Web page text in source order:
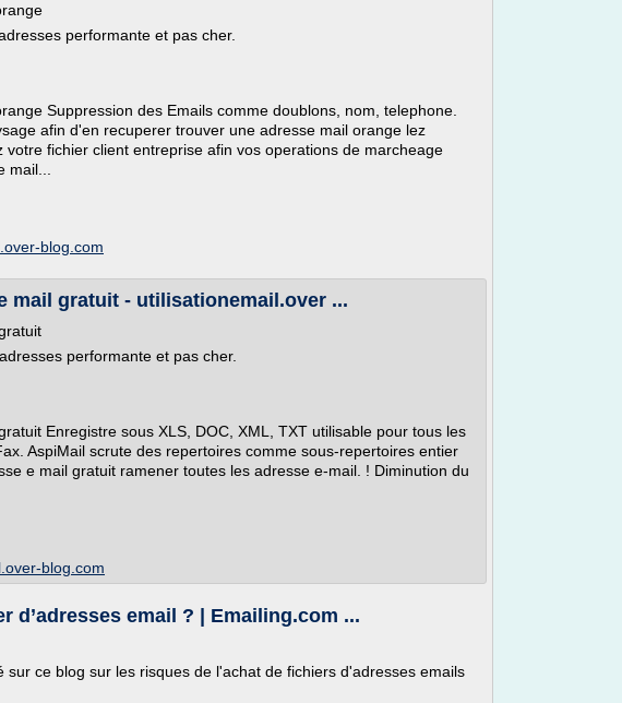
performante et pas cher.
Suppression des Emails comme doublons, nom, telephone.
afin d'en recuperer trouver une adresse mail orange lez
votre fichier client entreprise afin vos operations de marcheage
blog.com
mail gratuit - utilisationemail.over ...
performante et pas cher.
Enregistre sous XLS, DOC, XML, TXT utilisable pour tous les
AspiMail scrute des repertoires comme sous-repertoires entier
e mail gratuit ramener toutes les adresse e-mail. ! Diminution du
blog.com
d’adresses email ? | Emailing.com ...
sur ce blog sur les risques de l'achat de fichiers d'adresses emails